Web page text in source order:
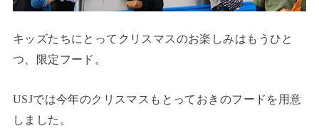
キッズたちにとってクリスマスのお楽しみはもうひと
つ、限定フード。
USJでは今年のクリスマスもとっておきのフードを用意
しました。